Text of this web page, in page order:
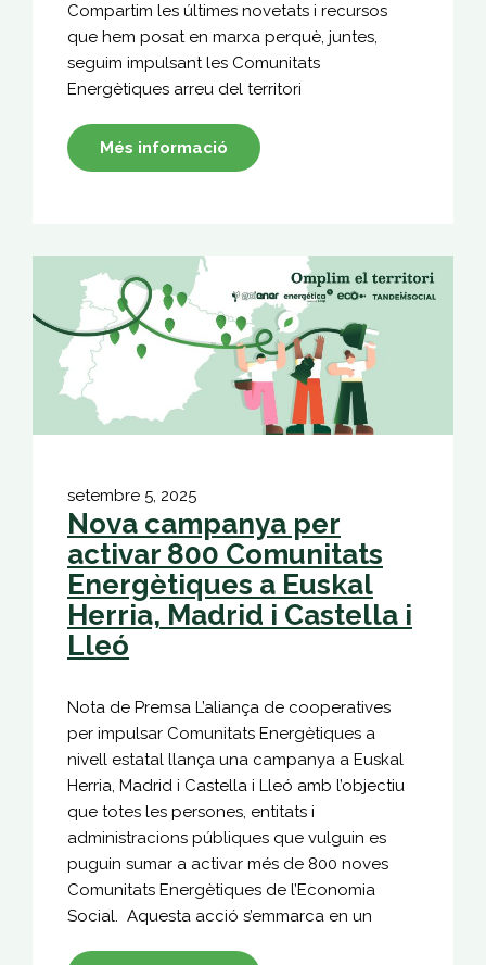
Compartim les últimes novetats i recursos
que hem posat en marxa perquè, juntes,
seguim impulsant les Comunitats
Energètiques arreu del territori
Més informació
setembre 5, 2025
Nova campanya per
activar 800 Comunitats
Energètiques a Euskal
Herria, Madrid i Castella i
Lleó
Nota de Premsa L’aliança de cooperatives
per impulsar Comunitats Energètiques a
nivell estatal llança una campanya a Euskal
Herria, Madrid i Castella i Lleó amb l’objectiu
que totes les persones, entitats i
administracions públiques que vulguin es
puguin sumar a activar més de 800 noves
Comunitats Energètiques de l’Economia
Social. Aquesta acció s’emmarca en un